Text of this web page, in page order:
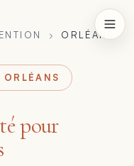
ORLÉANS
pour